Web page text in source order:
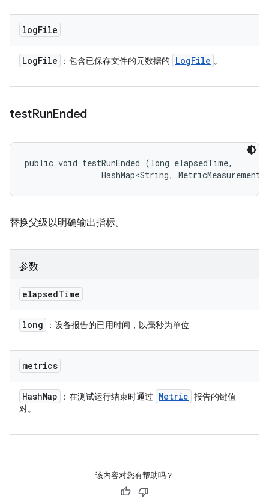
logFile
LogFile ：包含已保存文件的元数据的 LogFile 。
testRunEnded
public void testRunEnded (long elapsedTime,
HashMap<String,
替换父级以明确输出指标。
参数
elapsedTime
long ：设备报告的已用时间，以毫秒为单位
metrics
HashMap ：在测试运行结束时通过 Metric 报告的键值
对。
该内容对您有帮助吗？